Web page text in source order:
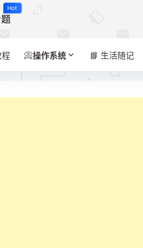
Hot
程 📀操作系统 📘 生活随记